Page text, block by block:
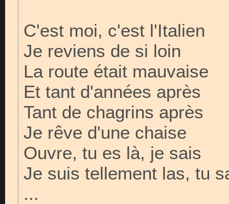
C'est moi, c'est l'Italien
Je reviens de si loin
La route était mauvaise
Et tant d'années après
Tant de chagrins après
Je rêve d'une chaise
Ouvre, tu es là, je sais
Je suis tellement las, tu
...